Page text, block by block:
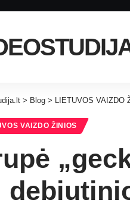
> Blog > LIETUVOS VAIZDO
VAIZDO ŽINIOS